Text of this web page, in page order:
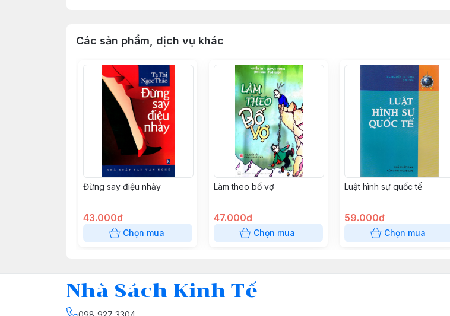
Các sản phẩm, dịch vụ khác
Đừng say điệu nhảy
43.000đ
Chọn mua
Làm theo bố vợ
47.000đ
Chọn mua
Luật hình sự quốc tế
59.000đ
Chọn mua
Nhà Sách Kinh Tế